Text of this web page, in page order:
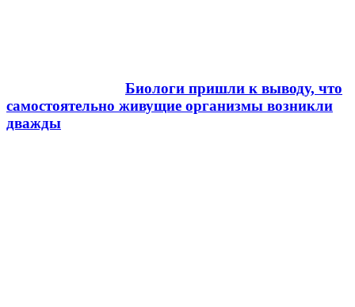
Биологи пришли к выводу, что
самостоятельно живущие организмы возникли
дважды